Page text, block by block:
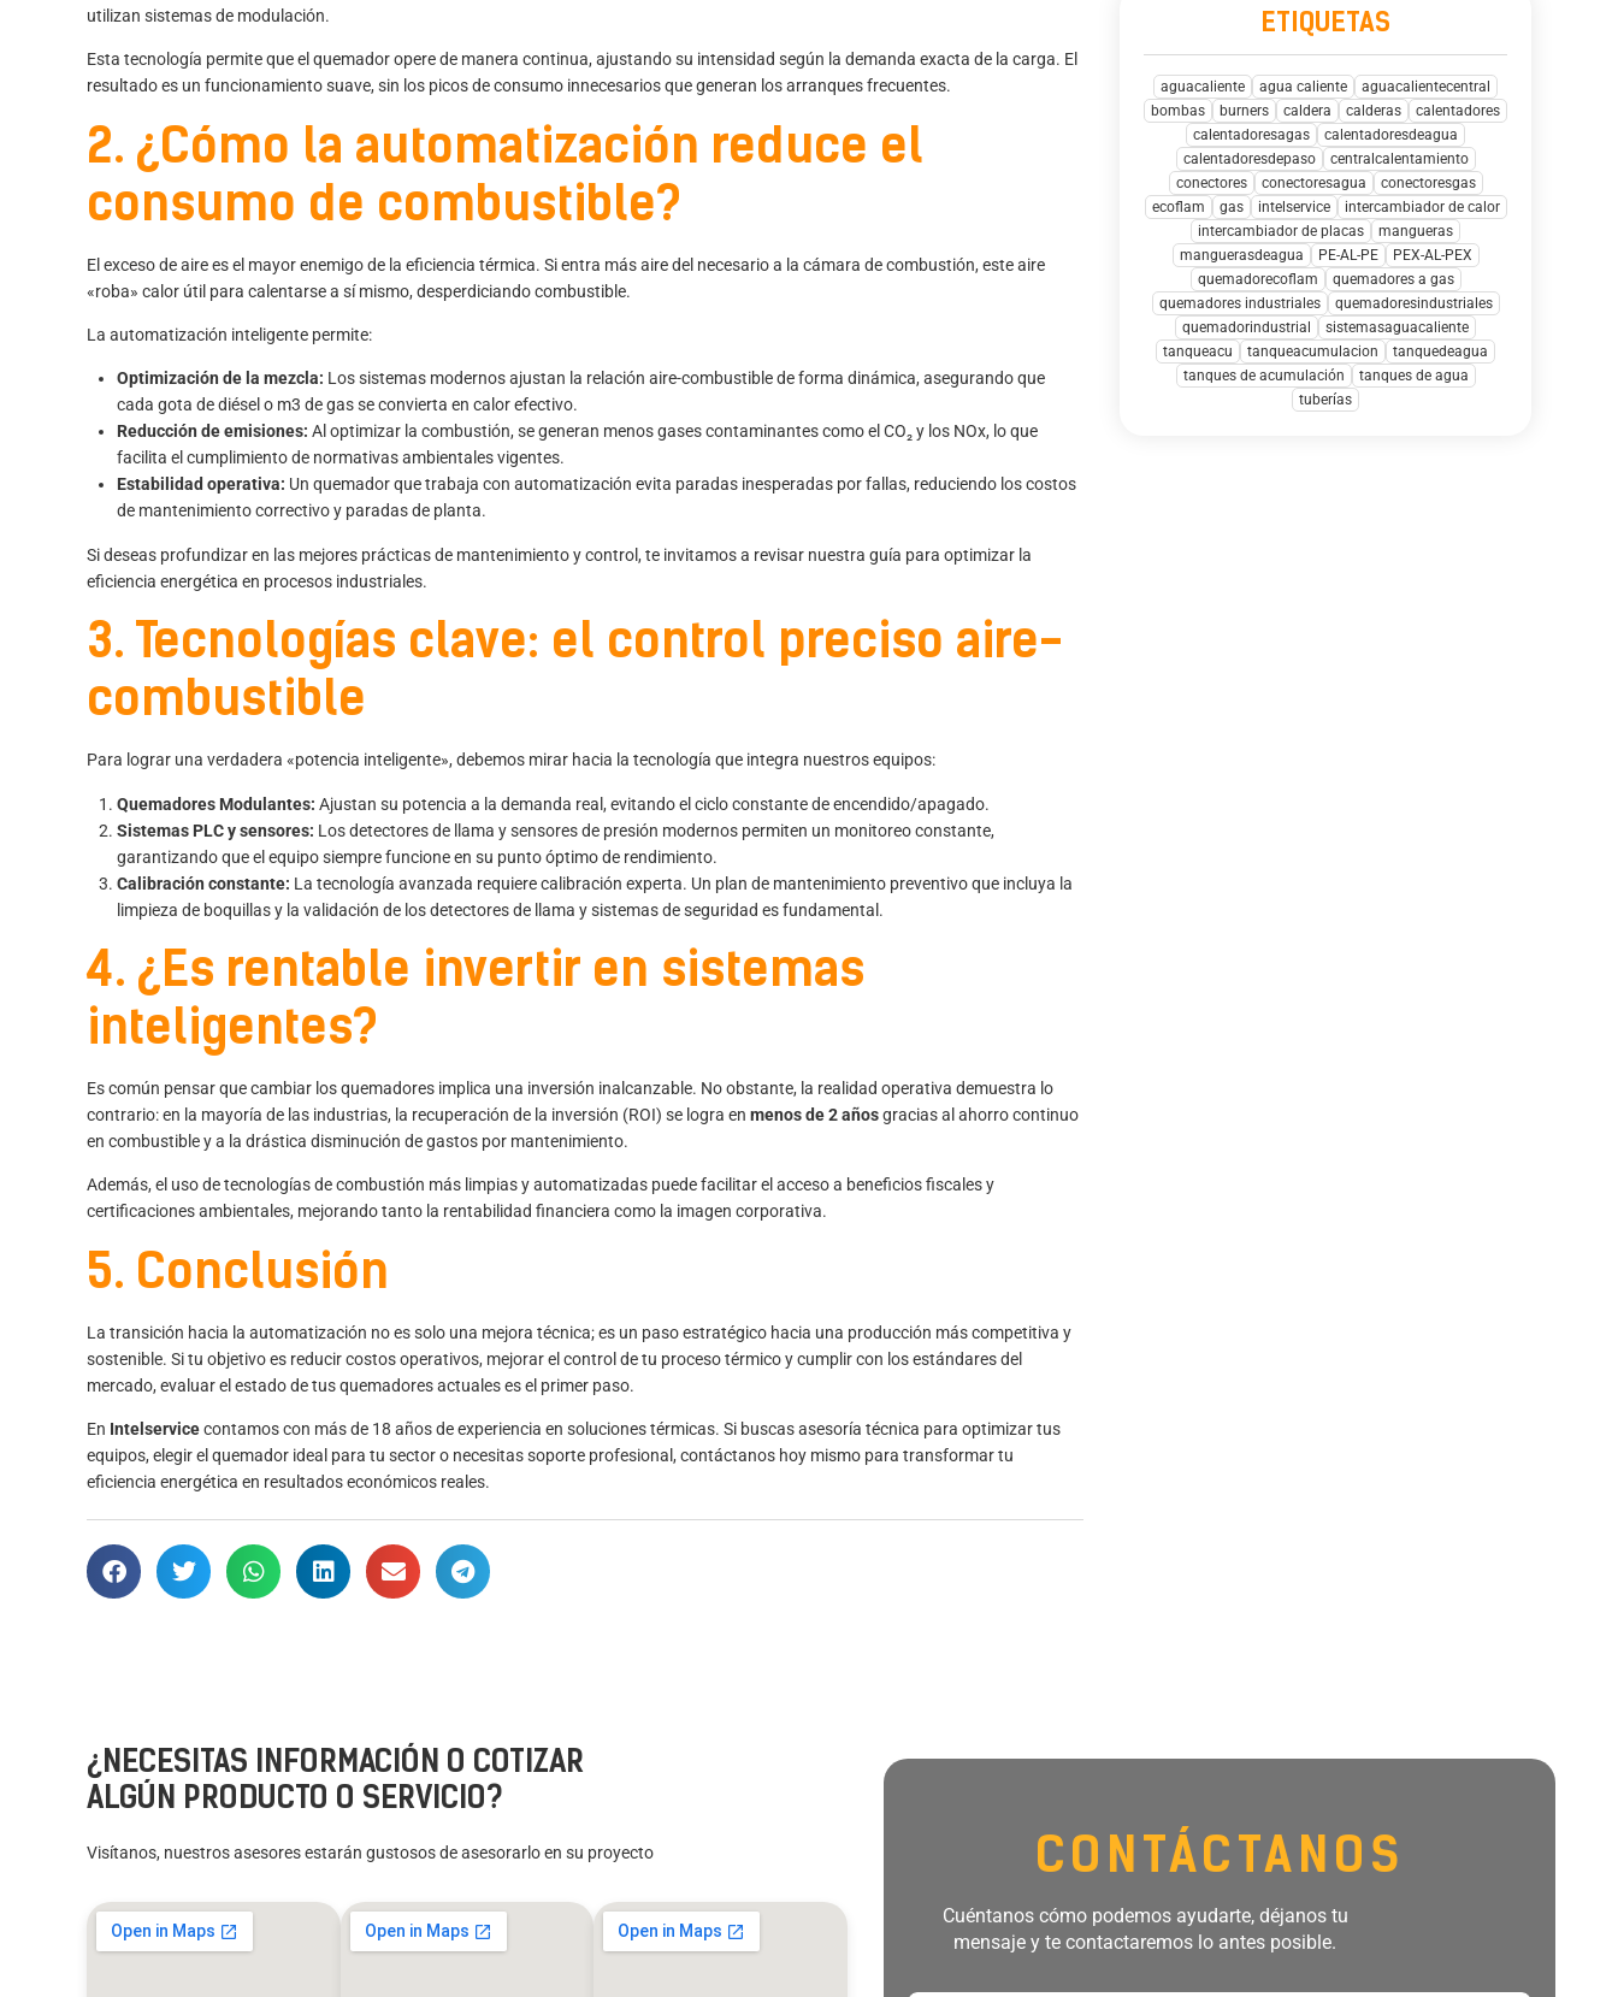
utilizan sistemas de modulación.
Esta tecnología permite que el quemador opere de manera continua, ajustando su intensidad según la demanda exacta de la carga. El
resultado es un funcionamiento suave, sin los picos de consumo innecesarios que generan los arranques frecuentes.
2. ¿Cómo la automatización reduce el
consumo de combustible?
El exceso de aire es el mayor enemigo de la eficiencia térmica. Si entra más aire del necesario a la cámara de combustión, este aire
«roba» calor útil para calentarse a sí mismo, desperdiciando combustible.
La automatización inteligente permite:
Optimización de la mezcla: Los sistemas modernos ajustan la relación aire-combustible de forma dinámica, asegurando que
cada gota de diésel o m3 de gas se convierta en calor efectivo.
Reducción de emisiones: Al optimizar la combustión, se generan menos gases contaminantes como el CO₂ y los NOx, lo que
facilita el cumplimiento de normativas ambientales vigentes.
Estabilidad operativa: Un quemador que trabaja con automatización evita paradas inesperadas por fallas, reduciendo los costos
de mantenimiento correctivo y paradas de planta.
Si deseas profundizar en las mejores prácticas de mantenimiento y control, te invitamos a revisar nuestra guía para optimizar la
eficiencia energética en procesos industriales.
3. Tecnologías clave: el control preciso aire-
combustible
Para lograr una verdadera «potencia inteligente», debemos mirar hacia la tecnología que integra nuestros equipos:
Quemadores Modulantes: Ajustan su potencia a la demanda real, evitando el ciclo constante de encendido/apagado.
Sistemas PLC y sensores: Los detectores de llama y sensores de presión modernos permiten un monitoreo constante,
garantizando que el equipo siempre funcione en su punto óptimo de rendimiento.
Calibración constante: La tecnología avanzada requiere calibración experta. Un plan de mantenimiento preventivo que incluya la
limpieza de boquillas y la validación de losdetectores de llama y sistemas de seguridad es fundamental.
4. ¿Es rentable invertir en sistemas
inteligentes?
Es común pensar que cambiar los quemadores implica una inversión inalcanzable. No obstante, la realidad operativa demuestra lo
contrario: en la mayoría de las industrias, la recuperación de la inversión (ROI) se logra en menos de 2 añosgracias al ahorro continuo
en combustible y a la drástica disminución de gastos por mantenimiento.
Además, el uso de tecnologías de combustión más limpias y automatizadas puede facilitar el acceso a beneficios fiscales y
certificaciones ambientales, mejorando tanto la rentabilidad financiera como la imagen corporativa.
5. Conclusión
La transición hacia la automatización no es solo una mejora técnica; es un paso estratégico hacia una producción más competitiva y
sostenible. Si tu objetivo es reducir costos operativos, mejorar el control de tu proceso térmico y cumplir con los estándares del
mercado, evaluar el estado de tus quemadores actuales es el primer paso.
En Intelservicecontamos con más de 18 años de experiencia en soluciones térmicas. Si buscas asesoría técnica para optimizar tus
equipos, elegir el quemador ideal para tu sector o necesitas soporte profesional, contáctanos hoy mismo para transformar tu
eficiencia energética en resultados económicos reales.
ETIQUETAS
aguacaliente agua caliente
aguacalientecentral
bombas
burners caldera calderas
calentadores
calentadoresagas
calentadoresdeagua
calentadoresdepaso
centralcalentamiento
conectores
conectoresagua
conectoresgas
ecoflam
gas intelservice
intercambiador de calor
intercambiador de placas
mangueras
manguerasdeagua
PE-AL-PE
PEX-AL-PEX
quemadorecoflam
quemadores a gas
quemadores industriales
quemadoresindustriales
quemadorindustrial
sistemasaguacaliente
tanqueacu
tanqueacumulacion
tanquedeagua
tanques de acumulación
tanques de agua
tuberías
¿NECESITAS INFORMACIÓN O COTIZAR
ALGÚN PRODUCTO O SERVICIO?
Visítanos, nuestros asesores estarán gustosos de asesorarlo en su proyecto CONTÁCTANOS
Cuéntanos cómo podemos ayudarte, déjanos tu
mensaje y te contactaremos lo antes posible.